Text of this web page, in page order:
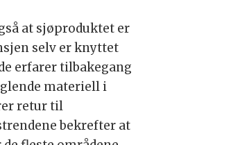
at sjøproduktet er
selv er knyttet
erfarer tilbakegang
materiell i
retur til
bekrefter at